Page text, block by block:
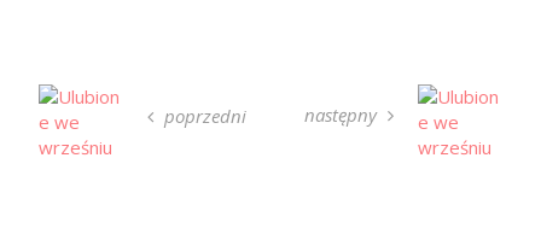
poprzedni następny